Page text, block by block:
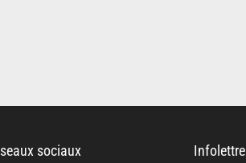
sociaux Infolettre